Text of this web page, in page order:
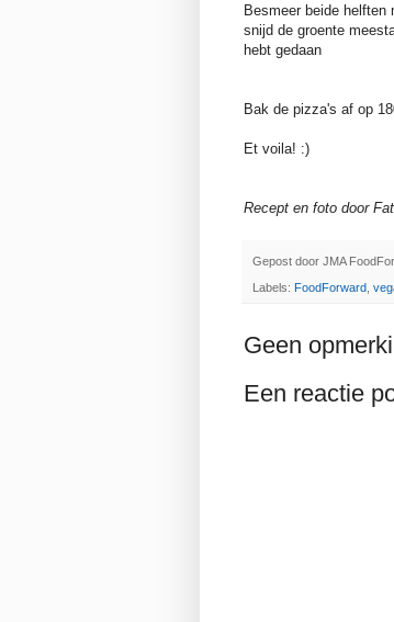
Besmeer beide helften
snijd de groente
hebt gedaan
Bak de pizza's af op
Et voila! :)
Recept en foto door
Gepost door JMA
Labels: FoodForward
Geen
Een reactie